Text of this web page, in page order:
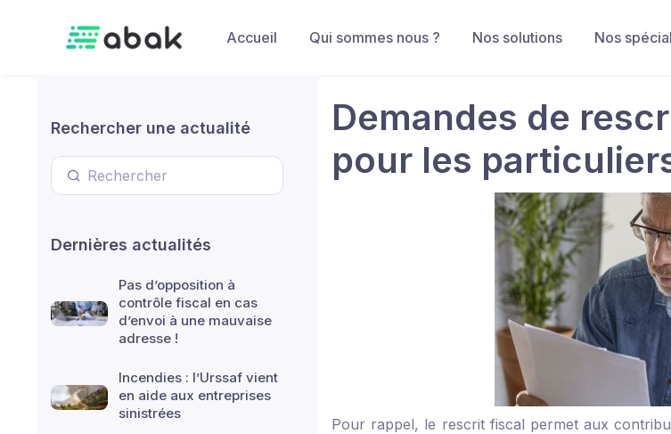
Accueil Qui sommes nous ? Nos solutions Nos
Rechercher une actualité
Dernières actualités
Pas d’opposition à
contrôle fiscal en cas
d’envoi à une mauvaise
adresse !
Incendies : l’Urssaf vient
en aide aux entreprises
sinistrées
Demandes de
pour les
Pour rappel, le rescrit fiscal permet aux